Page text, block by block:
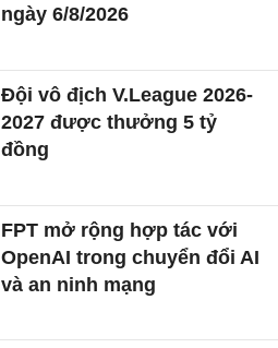
ngày 6/8/2026
Đội vô địch V.League 2026-
2027 được thưởng 5 tỷ
đồng
FPT mở rộng hợp tác với
OpenAI trong chuyển đổi AI
và an ninh mạng